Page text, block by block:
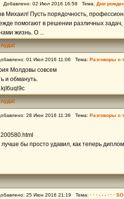
Добавлено: 02 Июл 2016 16:59 Тема: Дни
Михаил! Пусть порядочность,
помогают в решении различных задач,
жизнь. О ...
01 Июл 2016 11:06 Тема: Разговоры о
Молдовы совсем
и обмануть.
28 Июн 2016 11:36 Тема: Разговоры о
лучше бы просто удавил, как теперь
25 Июн 2016 21:19 Тема: · · · - - - · · ·